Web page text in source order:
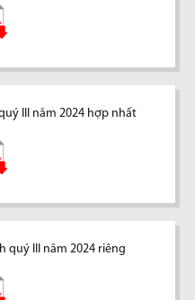
III năm 2024 hợp nhất
quý III năm 2024 riêng